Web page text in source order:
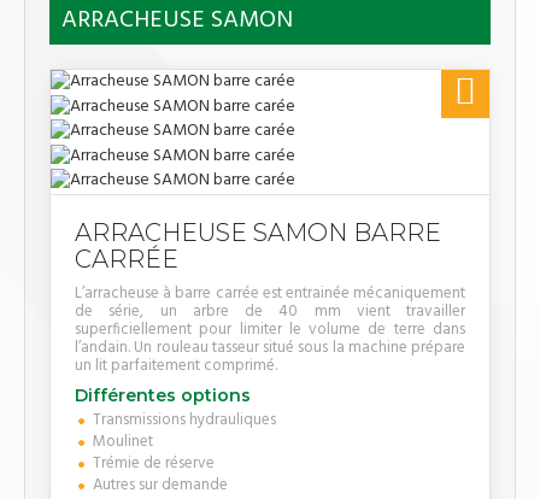
ARRACHEUSE SAMON

ARRACHEUSE SAMON BARRE
CARRÉE
L’arracheuse à barre carrée est entrainée mécaniquement
de série, un arbre de 40 mm vient travailler
superficiellement pour limiter le volume de terre dans
l’andain. Un rouleau tasseur situé sous la machine prépare
un lit parfaitement comprimé.
Différentes options
Transmissions hydrauliques
Moulinet
Trémie de réserve
Autres sur demande